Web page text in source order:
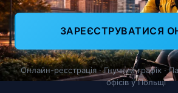
ЗАРЕЄСТРУВАТИСЯ
Онлайн-реєстрація · Гнучкий графік ·
офісів у Польщі